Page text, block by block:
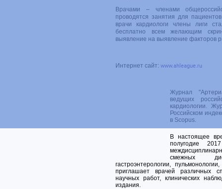
Врачами – членами
проводятся занятия для
врачи кардиологи члены лиги
бесплатно всем желающим
выявление на выявление факторов
Интернет сайт:www.ahleague.ru
Журнал
ведущих
кардиологии.
Российском
в Scopus.
В настоящее
полугодие
смежных
гастроэнтерологии,
приглашает врачей различных
научных работ, клинических
издания.